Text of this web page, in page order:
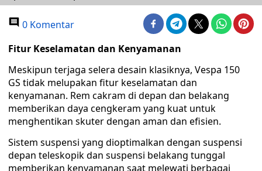
0 Komentar
Fitur Keselamatan dan Kenyamanan
Meskipun terjaga selera desain klasiknya, Vespa 150
GS tidak melupakan fitur keselamatan dan
kenyamanan. Rem cakram di depan dan belakang
memberikan daya cengkeram yang kuat untuk
menghentikan skuter dengan aman dan efisien.
Sistem suspensi yang dioptimalkan dengan suspensi
depan teleskopik dan suspensi belakang tunggal
memberikan kenyamanan saat melewati berbagai